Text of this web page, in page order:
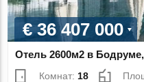
€ 36 407 000
Отель 2600м2 в
Комнат: 18